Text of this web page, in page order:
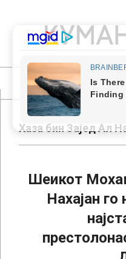
content
МУАБЕТИ
Primary
Navigation
MenuХаза бин Зајед Ал
Шеикот
Нахајан го